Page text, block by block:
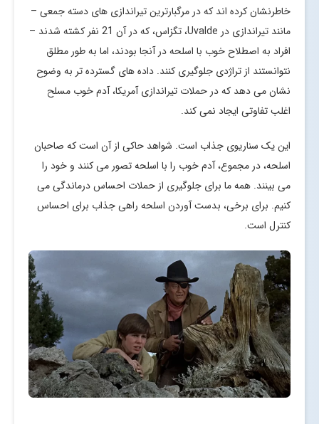
خاطرنشان کرده اند که در مرگبارترین تیراندازی های دسته جمعی –
مانند تیراندازی در Uvalde، تگزاس، که در آن 21 نفر کشته شدند –
افراد به اصطلاح خوب با اسلحه در آنجا بودند، اما به طور مطلق
نتوانستند از تراژدی جلوگیری کنند. داده های گسترده تر به وضوح
نشان می دهد که در حملات تیراندازی آمریکا، آدم خوب مسلح
اغلب تفاوتی ایجاد نمی کند.
این یک سناریوی جذاب است. شواهد حاکی از آن است که صاحبان
اسلحه، در مجموع، آدم خوب را با اسلحه تصور می کنند و خود را
می بینند. همه ما برای جلوگیری از حملات احساس درماندگی می
کنیم. برای برخی، بدست آوردن اسلحه راهی جذاب برای احساس
کنترل است.